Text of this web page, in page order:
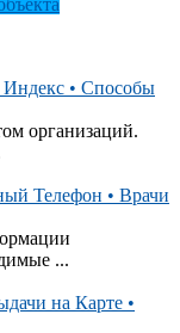
• Способы
организаций.
Телефон • Врачи
...
на Карте •